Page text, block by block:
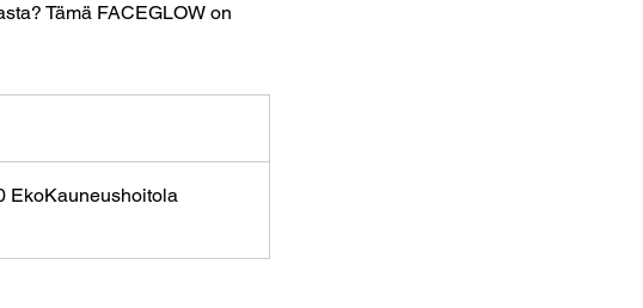
Tämä FACEGLOW on
EkoKauneushoitola